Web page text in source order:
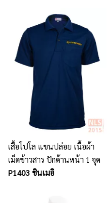
เสื้อโปโล แขนปล่อย เนื้อผ้า
เม็ดข้าวสาร ปักด้านหน้า 1 จุด
P1403 ชินเมอิ